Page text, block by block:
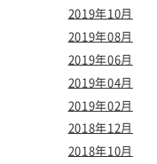
2019年10月
2019年08月
2019年06月
2019年04月
2019年02月
2018年12月
2018年10月